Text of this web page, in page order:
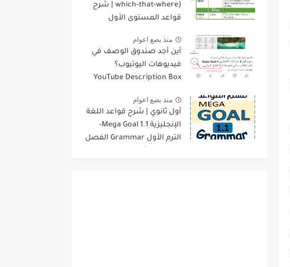
which-that-where) | شرح
قواعد المستوى الأول
منذ بضع اعوام
أين أجد صندوق الوصف في
فيديوهات اليوتيوب؟
YouTube Description Box
منذ بضع اعوام
أول ثانوي | شرح قواعد اللغة
الإنجليزية 1.1 Mega Goal-
الترم الأول Grammar الفصل